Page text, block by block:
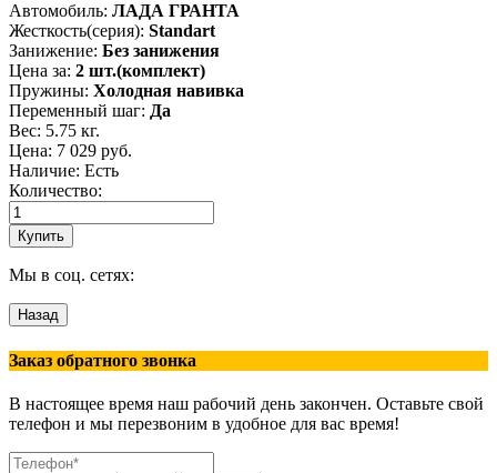
Автомобиль: ЛАДА ГРАНТА
Жесткость(серия): Standart
Занижение: Без занижения
Цена за: 2 шт.(комплект)
Пружины: Холодная навивка
Переменный шаг: Да
Вес: 5.75 кг.
Цена: 7 029 руб.
Наличие: Есть
Количество:
Мы в соц. сетях:
Заказ обратного звонка
В настоящее время наш рабочий день закончен. Оставьте свой
телефон и мы перезвоним в удобное для вас время!